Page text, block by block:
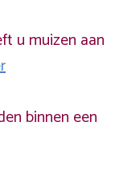
u muizen aan
binnen een